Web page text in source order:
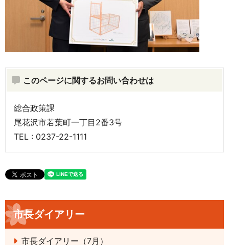
このページに関するお問い合わせは
総合政策課
尾花沢市若葉町一丁目2番3号
TEL : 0237-22-1111
市長ダイアリー
市長ダイアリー（7月）